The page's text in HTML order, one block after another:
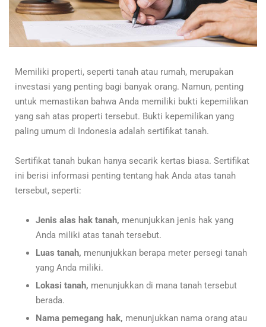
Memiliki properti, seperti tanah atau rumah, merupakan
investasi yang penting bagi banyak orang. Namun, penting
untuk memastikan bahwa Anda memiliki bukti kepemilikan
yang sah atas properti tersebut. Bukti kepemilikan yang
paling umum di Indonesia adalah sertifikat tanah.
Sertifikat tanah bukan hanya secarik kertas biasa. Sertifikat
ini berisi informasi penting tentang hak Anda atas tanah
tersebut, seperti:
Jenis alas hak tanah, menunjukkan jenis hak yang
Anda miliki atas tanah tersebut.
Luas tanah, menunjukkan berapa meter persegi tanah
yang Anda miliki.
Lokasi tanah, menunjukkan di mana tanah tersebut
berada.
Nama pemegang hak, menunjukkan nama orang atau